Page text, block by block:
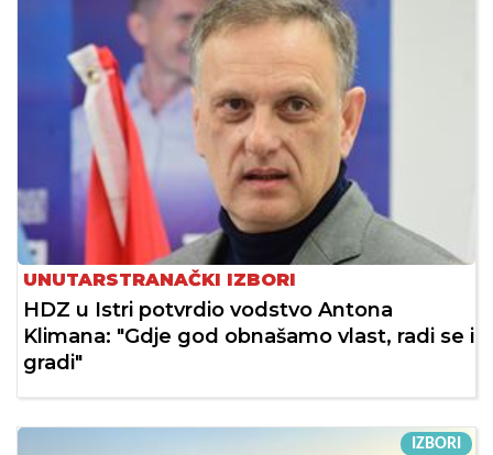
UNUTARSTRANAČKI IZBORI
HDZ u Istri potvrdio vodstvo Antona
Klimana: "Gdje god obnašamo vlast, radi se i
gradi"
IZBORI